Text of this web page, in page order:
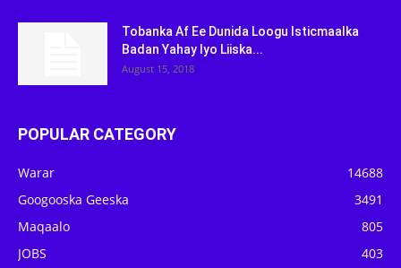
Tobanka Af Ee Dunida Loogu Isticmaalka
Badan Yahay Iyo Liiska...
August 15, 2018
POPULAR CATEGORY
Warar
14688
Googooska Geeska
3491
Maqaalo
805
JOBS
403